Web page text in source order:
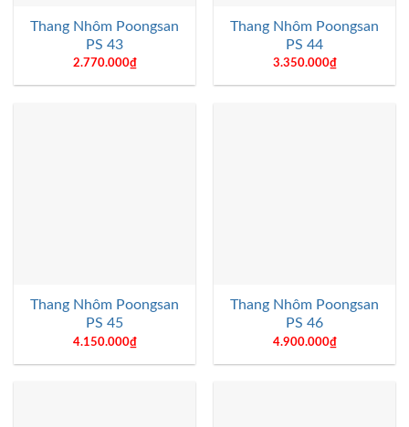
Thang Nhôm Poongsan
PS 43
2.770.000₫
Thang Nhôm Poongsan
PS 44
3.350.000₫
Thang Nhôm Poongsan
PS 45
4.150.000₫
Thang Nhôm Poongsan
PS 46
4.900.000₫